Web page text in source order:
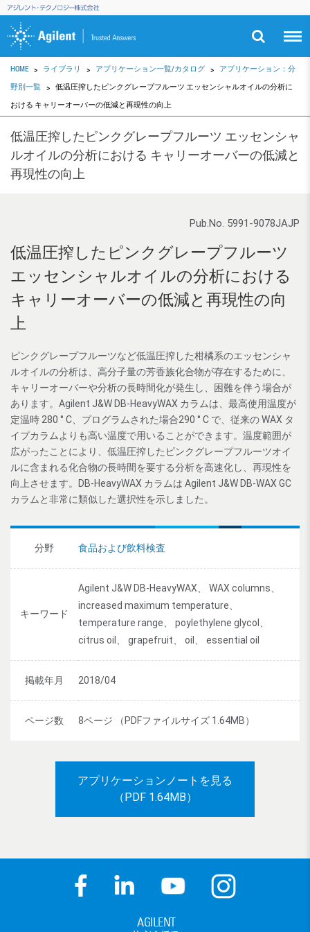
HOME ライブラリ アプリケーション一覧/カタログ
アプリケーション：分
野別一覧
低温圧搾したピンクグレープフルーツ エッセンシャルオイルの分析に
おける キャリーオーバーの低減と再現性の向上
低温圧搾したピンクグレープフルーツ エッセンシャ
ルオイルの分析における キャリーオーバーの低減と
再現性の向上
Pub.No. 5991-9078JAJP
低温圧搾したピンクグレープフルーツ
エッセンシャルオイルの分析における
キャリーオーバーの低減と再現性の向
上
ピンクグレープフルーツなど低温圧搾した柑橘系のエッセンシャ
ルオイルの分析は、高分子量の芳香族化合物が存在するために、
キャリーオーバーや分析の長時間化が発生し、困難を伴う場合が
あります。Agilent J&W DB-HeavyWAX カラムは、最高使用温度が
定温時 280 ° C、プログラムされた場合290 ° C で、従来の WAX タ
イプカラムよりも高い温度で用いることができます。温度範囲が
広がったことにより、低温圧搾したピンクグレープフルーツオイ
ルに含まれる化合物の長時間を要する分析を高速化し、再現性を
向上させます。DB-HeavyWAX カラムは Agilent J&W DB-WAX GC
カラムと非常に類似した選択性を示しました。
分野 食品および飲料検査
キーワード
Agilent J&W DB-HeavyWAX、 WAX columns、
increased maximum temperature、
temperature range、 poylethylene glycol、
citrus oil、 grapefruit、 oil、 essential oil
掲載年月 2018/04
ページ数 8ページ （PDFファイルサイズ 1.64MB）
アプリケーションノートを見る
（PDF 1.64MB）